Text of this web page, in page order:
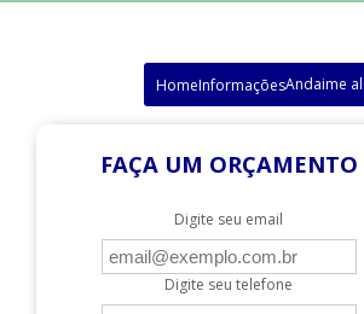
HomeInformaçõesAndaime
FAÇA UM ORÇAMENTO
Digite seu email
Digite seu telefone